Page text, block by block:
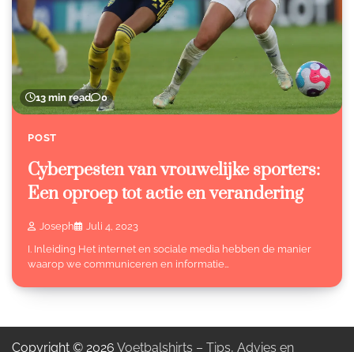
13 min read 0
POST
Cyberpesten van vrouwelijke sporters:
Een oproep tot actie en verandering
Joseph
Juli 4, 2023
I. Inleiding Het internet en sociale media hebben de manier
waarop we communiceren en informatie…
Copyright © 2026 Voetbalshirts – Tips, Advies en